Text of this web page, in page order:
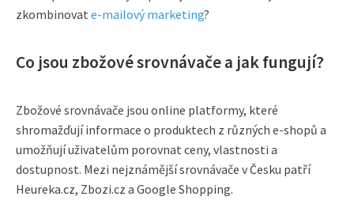
zkombinovat e-mailový marketing?
Co jsou zbožové srovnávače a jak fungují?
Zbožové srovnávače jsou online platformy, které
shromažďují informace o produktech z různých e-shopů a
umožňují uživatelům porovnat ceny, vlastnosti a
dostupnost. Mezi nejznámější srovnávače v Česku patří
Heureka.cz, Zbozi.cz a Google Shopping.